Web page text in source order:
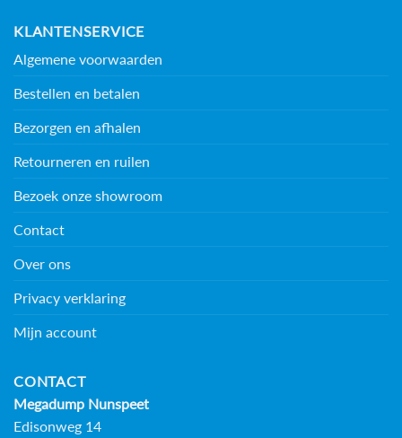
KLANTENSERVICE
Algemene voorwaarden
Bestellen en betalen
Bezorgen en afhalen
Retourneren en ruilen
Bezoek onze showroom
Contact
Over ons
Privacy verklaring
Mijn account
CONTACT
Megadump Nunspeet
Edisonweg 14